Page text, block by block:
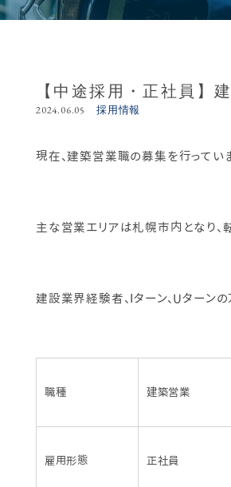
【中途採用・正社員】
2024.06.05 採用情報
現在、建築営業職の募集を行っていま
主な営業エリアは札幌市内となり、
建設業界経験者、Iターン、Uターン
職種 建築営業
雇用形態 正社員